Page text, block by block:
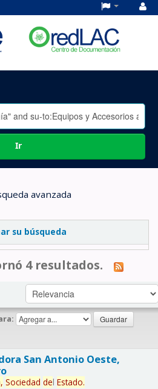
Ir
avanzada
su búsqueda
4 resultados.
San Antonio Oeste,
Sociedad del Estado.